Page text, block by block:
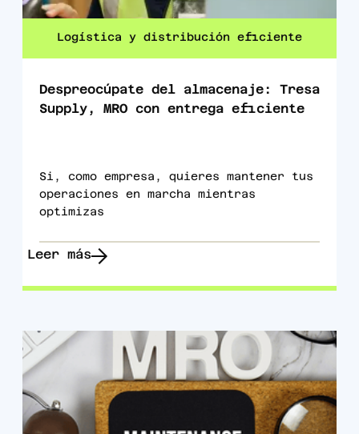
Logística y distribución eficiente
Despreocúpate del almacenaje: Tresa
Supply, MRO con entrega eficiente
Si, como empresa, quieres mantener tus
operaciones en marcha mientras
optimizas
Leer más